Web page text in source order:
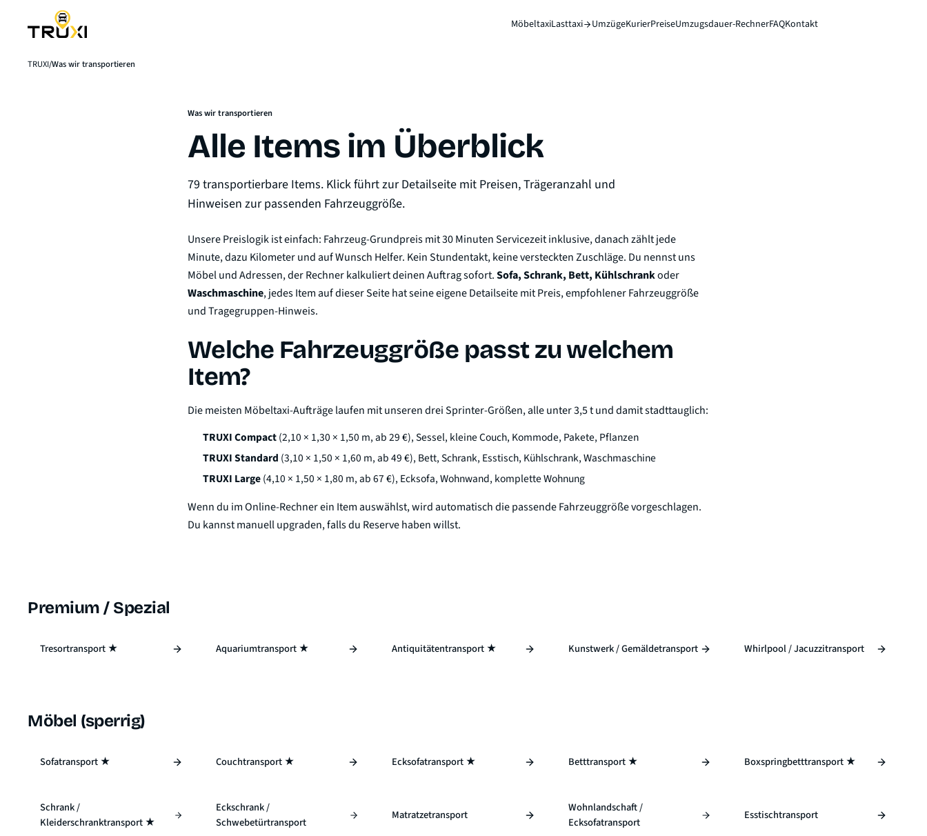
MöbeltaxiLasttaxi UmzügeKurierPreiseUmzugsdauer-RechnerFAQKontakt
TRUXI Was wir transportieren
Was wir transportieren
Alle Items im Überblick
79 transportierbare Items. Klick führt zur Detailseite mit Preisen, Trägeranzahl und
Hinweisen zur passenden Fahrzeuggröße.
Unsere Preislogik ist einfach: Fahrzeug-Grundpreis mit 30 Minuten Servicezeit inklusive, danach zählt jede
Minute, dazu Kilometer und auf Wunsch Helfer. Kein Stundentakt, keine versteckten Zuschläge. Du nennst uns
Möbel und Adressen, der Rechner kalkuliert deinen Auftrag sofort.Sofa, Schrank, Bett, Kühlschrankoder
Waschmaschine, jedes Item auf dieser Seite hat seine eigene Detailseite mit Preis, empfohlener Fahrzeuggröße
und Tragegruppen-Hinweis.
Welche Fahrzeuggröße passt zu welchem
Item?
Die meisten Möbeltaxi-Aufträge laufen mit unseren drei Sprinter-Größen, alle unter 3,5 t und damit stadttauglich:
TRUXI Compact(2,10 × 1,30 × 1,50 m, ab 29 €), Sessel, kleine Couch, Kommode, Pakete, Pflanzen
TRUXI Standard (3,10 × 1,50 × 1,60 m, ab 49 €), Bett, Schrank, Esstisch, Kühlschrank, Waschmaschine
TRUXI Large(4,10 × 1,50 × 1,80 m, ab 67 €), Ecksofa, Wohnwand, komplette Wohnung
Wenn du im Online-Rechner ein Item auswählst, wird automatisch die passende Fahrzeuggröße vorgeschlagen.
Du kannst manuell upgraden, falls du Reserve haben willst.
Premium / Spezial
Tresortransport ★ Aquariumtransport ★ Antiquitätentransport ★ Kunstwerk / Gemäldetransport Whirlpool / Jacuzzitransport
Möbel (sperrig)
Sofatransport ★ Couchtransport ★ Ecksofatransport ★ Betttransport ★ Boxspringbetttransport ★
Schrank /
Kleiderschranktransport ★
Eckschrank /
Schwebetürtransport
Matratzetransport
Wohnlandschaft /
Ecksofatransport
Esstischtransport